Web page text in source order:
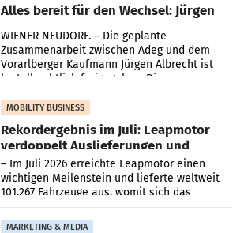
Alles bereit für den Wechsel: Jürgen
Albrecht setzt ab 1.1.2027 auf Adeg
WIENER NEUDORF. – Die geplante
Zusammenarbeit zwischen Adeg und dem
Vorarlberger Kaufmann Jürgen Albrecht ist
kartellrechtlich freigegeben: Die
Bundeswettbewerbsbehörde und der
Bundeskartellanwalt
MOBILITY BUSINESS
Rekordergebnis im Juli: Leapmotor
verdoppelt Auslieferungen und
überschreitet die 100.000er-Marke
– Im Juli 2026 erreichte Leapmotor einen
wichtigen Meilenstein und lieferte weltweit
101.267 Fahrzeuge aus, womit sich das
Ergebnis gegenüber Juli 2025 mehr als
verdoppelte (+102
MARKETING & MEDIA